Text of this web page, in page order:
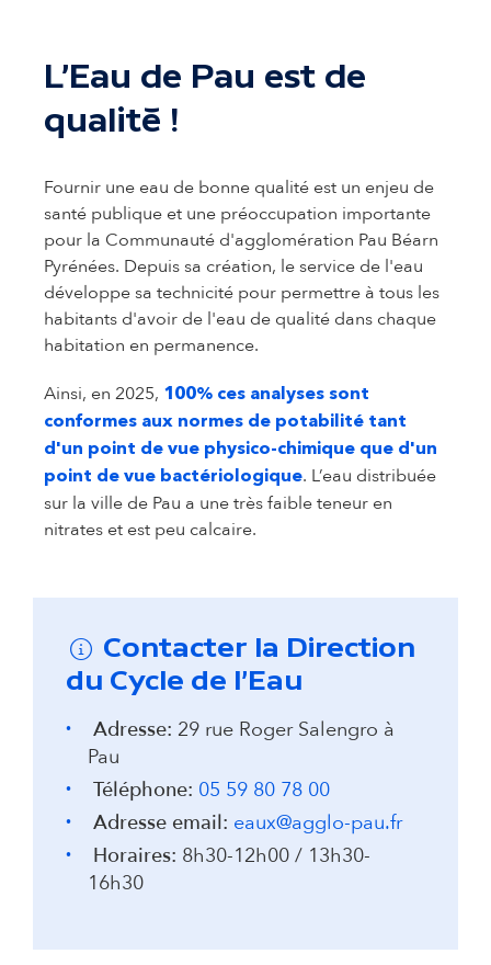
L'Eau de Pau est de
qualité !
Fournir une eau de bonne qualité est un enjeu de
santé publique et une préoccupation importante
pour la Communauté d'agglomération Pau Béarn
Pyrénées. Depuis sa création, le service de l'eau
développe sa technicité pour permettre à tous les
habitants d'avoir de l'eau de qualité dans chaque
habitation en permanence.
Ainsi, en 2025, 100% ces analyses sont
conformes aux normes de potabilité tant
d'un point de vue physico-chimique que d'un
point de vue bactériologique. L’eau distribuée
sur la ville de Pau a une très faible teneur en
nitrates et est peu calcaire.
Contacter la Direction
du Cycle de l'Eau
Adresse: 29 rue Roger Salengro à
Pau
Téléphone: 05 59 80 78 00
Adresse email: eaux@agglo-pau.fr
Horaires: 8h30-12h00 / 13h30-
16h30